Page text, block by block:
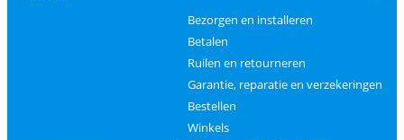
Bezorgen en installeren
Betalen
Ruilen en retourneren
Garantie, reparatie en verzekeringen
Bestellen
Winkels